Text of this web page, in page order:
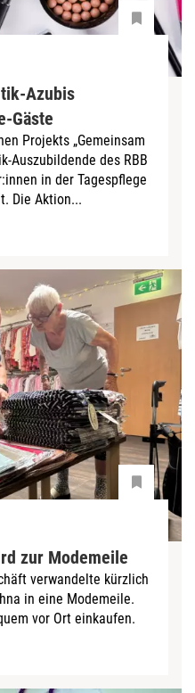
Azubis
Gäste
Projekts „Gemeinsam
Auszubildende des RBB
in der Tagespflege
Die Aktion...
zur Modemeile
verwandelte kürzlich
in eine Modemeile.
vor Ort einkaufen.